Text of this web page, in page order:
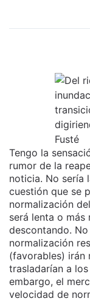
Tengo la
rumor de la
noticia. No sería
cuestión que se
normalización
será lenta o más
descontando.
normalización
(favorables) irán
trasladarían a
embargo, el
velocidad de